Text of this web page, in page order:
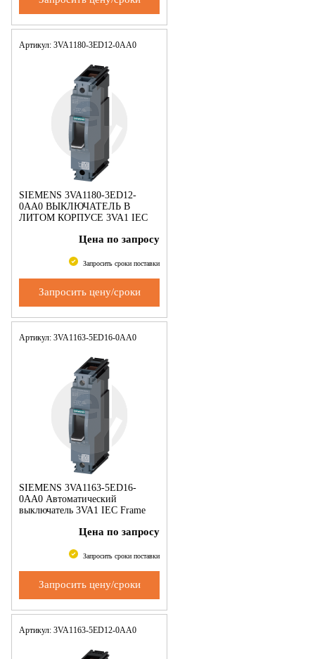
Артикул: 3VA1180-3ED12-0AA0
SIEMENS 3VA1180-3ED12-
0AA0 ВЫКЛЮЧАТЕЛЬ В
ЛИТОМ КОРПУСЕ 3VA1 IEC
ОТКЛ. СПОСОБНОСТИ N
ЗАЩИТА ЛИНИИ TM21
Цена по запросу
Запросить сроки поставки
Запросить цену/сроки
Артикул: 3VA1163-5ED16-0AA0
SIEMENS 3VA1163-5ED16-
0AA0 Автоматический
выключатель 3VA1 IEC Frame
Icu=55 kA @ 240 V 1-pole,
Цена по запросу
Запросить сроки поставки
Запросить цену/сроки
Артикул: 3VA1163-5ED12-0AA0